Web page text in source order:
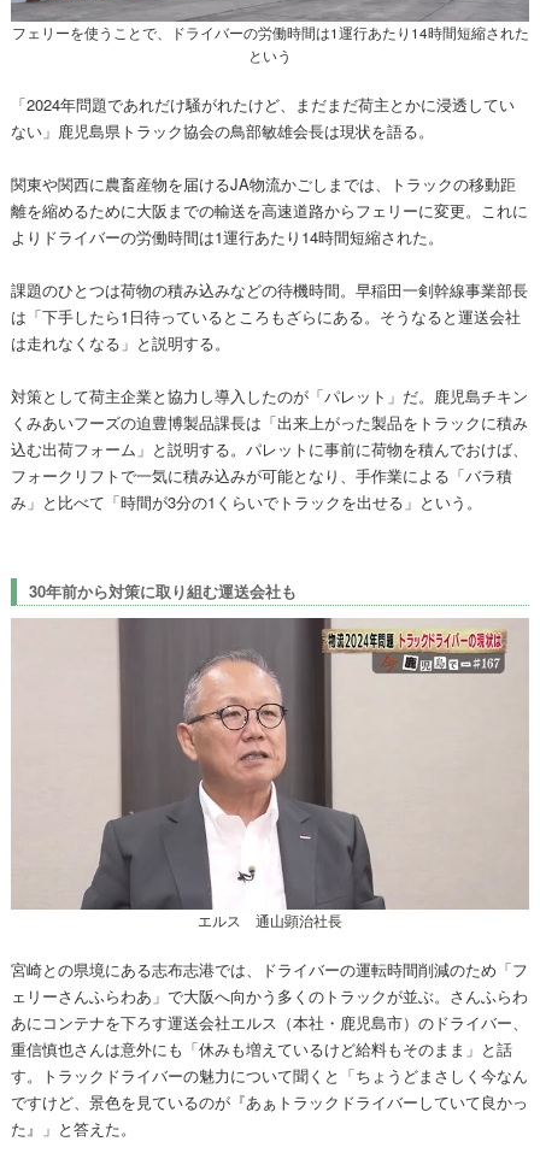
フェリーを使うことで、ドライバーの労働時間は1運行あたり14時間短縮された
という
「2024年問題であれだけ騒がれたけど、まだまだ荷主とかに浸透してい
ない」鹿児島県トラック協会の鳥部敏雄会長は現状を語る。
関東や関西に農畜産物を届けるJA物流かごしまでは、トラックの移動距
離を縮めるために大阪までの輸送を高速道路からフェリーに変更。これに
よりドライバーの労働時間は1運行あたり14時間短縮された。
課題のひとつは荷物の積み込みなどの待機時間。早稲田一剣幹線事業部長
は「下手したら1日待っているところもざらにある。そうなると運送会社
は走れなくなる」と説明する。
対策として荷主企業と協力し導入したのが「パレット」だ。鹿児島チキン
くみあいフーズの迫豊博製品課長は「出来上がった製品をトラックに積み
込む出荷フォーム」と説明する。パレットに事前に荷物を積んでおけば、
フォークリフトで一気に積み込みが可能となり、手作業による「バラ積
み」と比べて「時間が3分の1くらいでトラックを出せる」という。
30年前から対策に取り組む運送会社も
エルス 通山顕治社長
宮崎との県境にある志布志港では、ドライバーの運転時間削減のため「フ
ェリーさんふらわあ」で大阪へ向かう多くのトラックが並ぶ。さんふらわ
あにコンテナを下ろす運送会社エルス（本社・鹿児島市）のドライバー、
重信慎也さんは意外にも「休みも増えているけど給料もそのまま」と話
す。トラックドライバーの魅力について聞くと「ちょうどまさしく今なん
ですけど、景色を見ているのが『あぁトラックドライバーしていて良かっ
た』」と答えた。